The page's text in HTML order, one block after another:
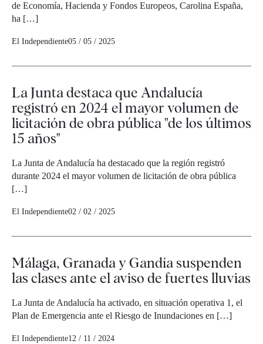
de Economía, Hacienda y Fondos Europeos, Carolina España,
ha […]
El Independiente05 / 05 / 2025
La Junta destaca que Andalucía
registró en 2024 el mayor volumen de
licitación de obra pública "de los últimos
15 años"
La Junta de Andalucía ha destacado que la región registró
durante 2024 el mayor volumen de licitación de obra pública
[…]
El Independiente02 / 02 / 2025
Málaga, Granada y Gandía suspenden
las clases ante el aviso de fuertes lluvias
La Junta de Andalucía ha activado, en situación operativa 1, el
Plan de Emergencia ante el Riesgo de Inundaciones en […]
El Independiente12 / 11 / 2024